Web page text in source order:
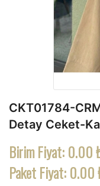
CKT01784-
Detay Ceket-
Birim Fiyat:0.00
Paket Fiyat:0.00